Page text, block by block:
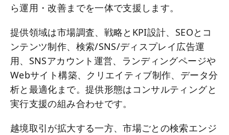
ら運用・改善までを一体で支援します。
提供領域は市場調査、戦略とKPI設計、SEOとコ
ンテンツ制作、検索/SNS/ディスプレイ広告運
用、SNSアカウント運営、ランディングページや
Webサイト構築、クリエイティブ制作、データ分
析と最適化まで。提供形態はコンサルティングと
実行支援の組み合わせです。
越境取引が拡大する一方、市場ごとの検索エンジ